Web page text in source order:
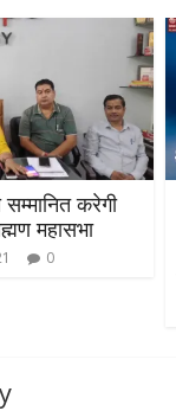
सम्मानित करेगी
महासभा
0